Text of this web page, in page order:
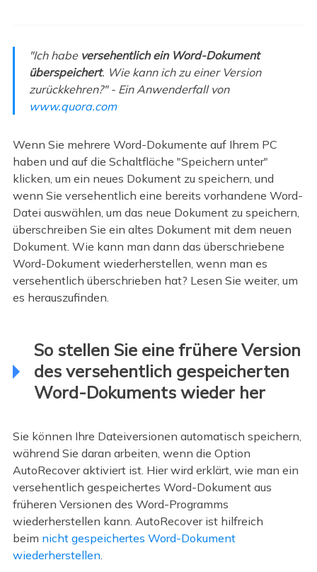
"Ich habe versehentlich ein Word-Dokument
überspeichert. Wie kann ich zu einer Version
zurückkehren?" - Ein Anwenderfall von
www.quora.com
Wenn Sie mehrere Word-Dokumente auf Ihrem PC
haben und auf die Schaltfläche "Speichern unter"
klicken, um ein neues Dokument zu speichern, und
wenn Sie versehentlich eine bereits vorhandene Word-
Datei auswählen, um das neue Dokument zu speichern,
überschreiben Sie ein altes Dokument mit dem neuen
Dokument. Wie kann man dann das überschriebene
Word-Dokument wiederherstellen, wenn man es
versehentlich überschrieben hat? Lesen Sie weiter, um
es herauszufinden.
So stellen Sie eine frühere Version
des versehentlich gespeicherten
Word-Dokuments wieder her
Sie können Ihre Dateiversionen automatisch speichern,
während Sie daran arbeiten, wenn die Option
AutoRecover aktiviert ist. Hier wird erklärt, wie man ein
versehentlich gespeichertes Word-Dokument aus
früheren Versionen des Word-Programms
wiederherstellen kann. AutoRecover ist hilfreich
beim nicht gespeichertes Word-Dokument
wiederherstellen.